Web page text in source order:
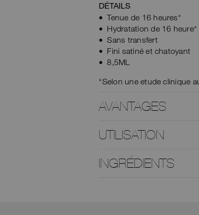
DÉTAILS
Tenue de 16 heures*
Hydratation de 16 heure*
Sans transfert
Fini satiné et chatoyant
8,5ML
*Selon une etude clinique
AVANTAGES
UTILISATION
INGRÉDIENTS